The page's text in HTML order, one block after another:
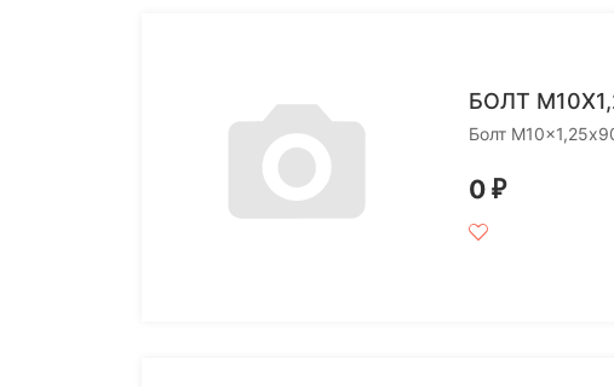
БОЛТ
Болт
0 ₽